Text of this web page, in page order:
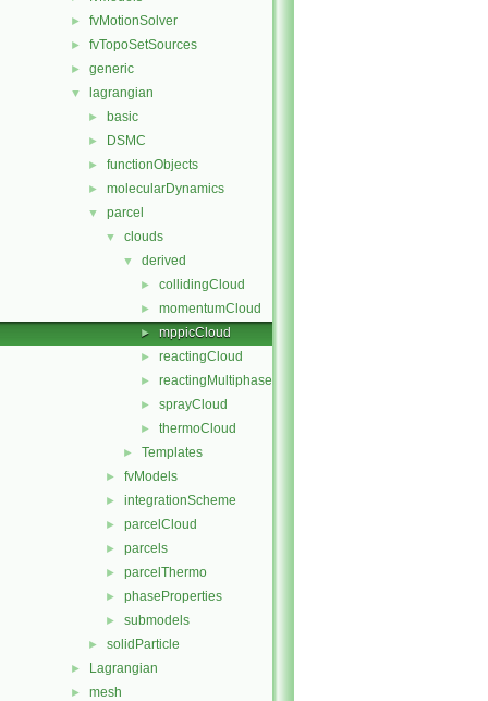
► fvMotionSolver
► fvTopoSetSources
► generic
▼ lagrangian
► basic
► DSMC
► functionObjects
► molecularDynamics
▼ parcel
▼ clouds
▼ derived
► collidingCloud
► momentumCloud
► mppicCloud
► reactingCloud
► reactingMultiphaseCloud
► sprayCloud
► thermoCloud
► Templates
► fvModels
► integrationScheme
► parcelCloud
► parcels
► parcelThermo
► phaseProperties
► submodels
► solidParticle
► Lagrangian
► mesh